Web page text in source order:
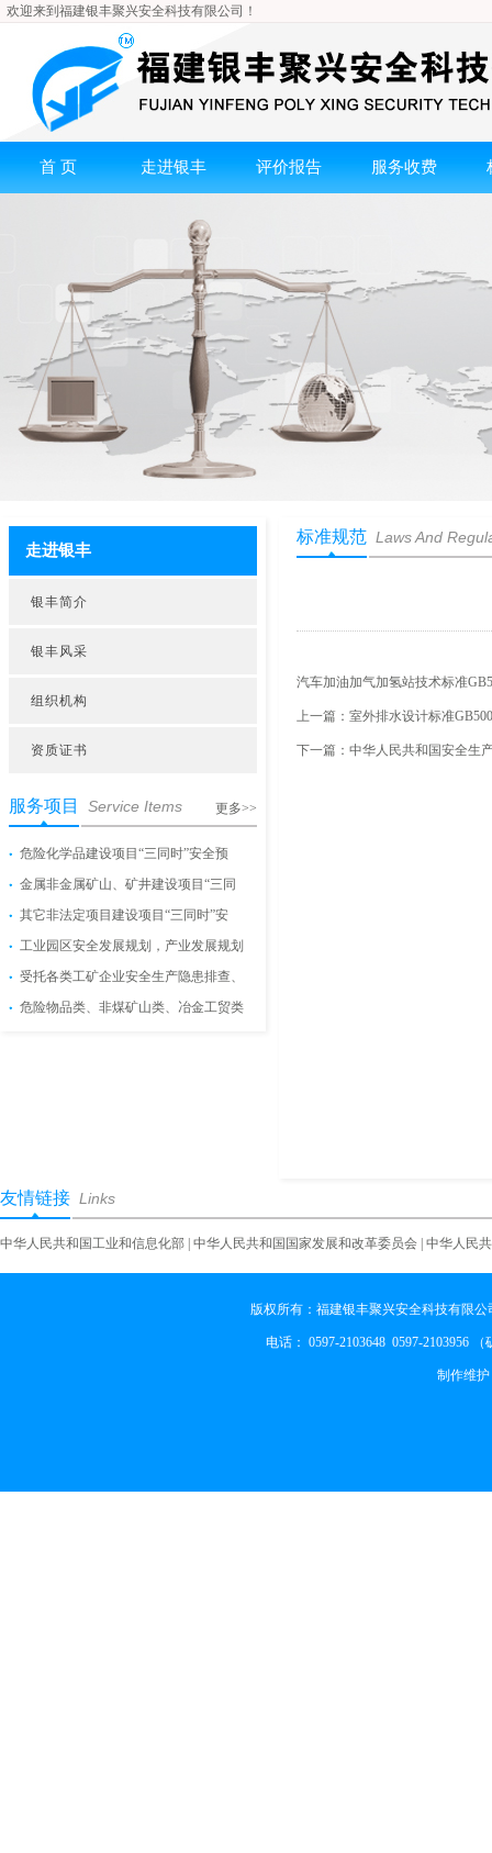
欢迎来到福建银丰聚兴安全科技有限公司！
首 页 走进银丰 评价报告 服务收费
走进银丰
银丰简介
银丰风采
组织机构
资质证书
服务项目 Service Items 更多>>
危险化学品建设项目“三同时”安全预
金属非金属矿山、矿井建设项目“三同
其它非法定项目建设项目“三同时”安
工业园区安全发展规划，产业发展规划
受托各类工矿企业安全生产隐患排查、
危险物品类、非煤矿山类、冶金工贸类
标准规范 Laws And
汽车加油加气加氢站技术标准
上一篇： 室外排水设计标准
下一篇： 中华人民共和国安全生
友情链接 Links
中华人民共和国工业和信息化部 中华人民共和国国家发展和改革委员会 中华人民
版权所有：福建银丰聚兴安全科技有限
电话： 0597-2103648 0597-2103956
制作维